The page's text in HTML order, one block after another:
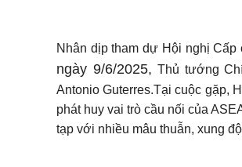
Nhân dịp tham dự Hội nghị
ngày 9/6/2025,Thủ tướng
Antonio Guterres.Tại cuộc gặp,
phát huy vai trò cầu nối của
tạp với nhiều mâu thuẫn, xung